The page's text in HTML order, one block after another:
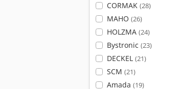
CORMAK (28)
MAHO (26)
HOLZMA (24)
Bystronic (23)
DECKEL (21)
SCM (21)
Amada (19)